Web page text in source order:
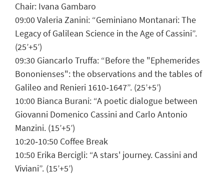
Chair: Ivana Gambaro
09:00 Valeria Zanini: “Geminiano Montanari: The
Legacy of Galilean Science in the Age of Cassini”.
(25’+5’)
09:30 Giancarlo Truffa: “Before the "Ephemerides
Bononienses": the observations and the tables of
Galileo and Renieri 1610‐1647”. (25’+5’)
10:00 Bianca Burani: “A poetic dialogue between
Giovanni Domenico Cassini and Carlo Antonio
Manzini. (15’+5’)
10:20‐10:50 Coffee Break
10:50 Erika Bercigli: “A stars' journey. Cassini and
Viviani”. (15’+5’)